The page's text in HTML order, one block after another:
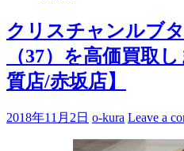
クリスチャンルブ
（37）を高価買取
質店/赤坂店】
2018年11月2日 o-kura Leave a